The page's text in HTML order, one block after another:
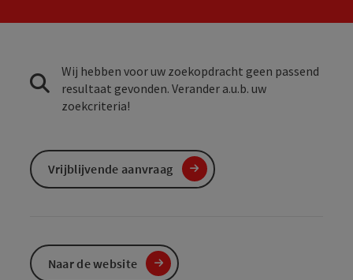
Wij hebben voor uw zoekopdracht geen passend
resultaat gevonden. Verander a.u.b. uw
zoekcriteria!
Vrijblijvende aanvraag
Naar de website